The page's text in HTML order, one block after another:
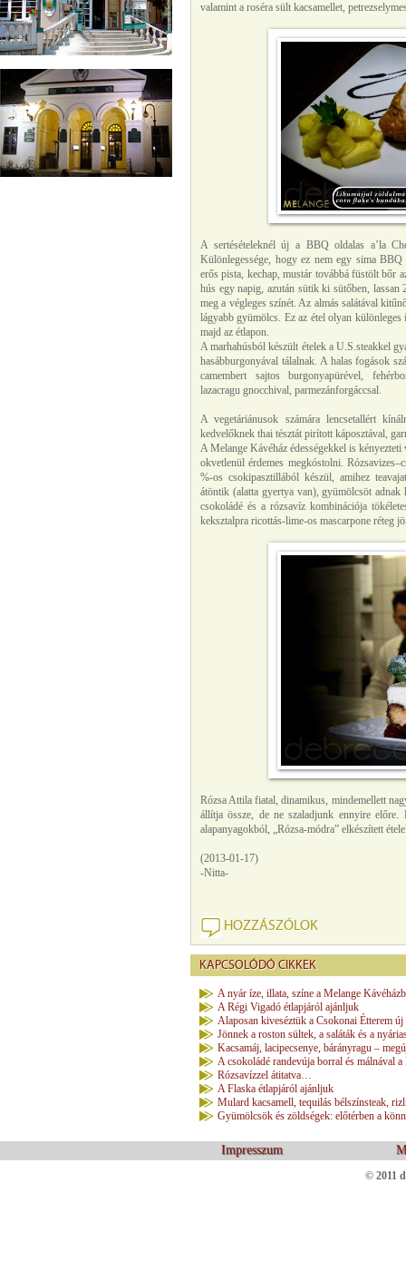
valamint a roséra sült kacsamellet,
A sertésételeknél új a BBQ oldalas a’la
Különlegessége, hogy ez nem egy sima
erős pista, kechap, mustár továbbá füstölt bőr
hús egy napig, azután sütik ki sütőben, lassan
meg a végleges színét. Az almás salátával
lágyabb gyümölcs. Ez az étel olyan
majd az étlapon.
A marhahúsból készült ételek a U.S.steakkel
hasábburgonyával tálalnak. A halas fogások
camembert sajtos burgonyapürével,
lazacragu gnocchival, parmezánforgáccsal.
A vegetáriánusok számára lencsetallért
kedvelőknek thai tésztát pirított káposztával,
A Melange Kávéház édességekkel is
okvetlenül érdemes megkóstolni.
%-os csokipasztillából készül, amihez
átöntik (alatta gyertya van), gyümölcsöt
csokoládé és a rózsavíz kombinációja
keksztalpra ricottás-lime-os mascarpone réteg
Rózsa Attila fiatal, dinamikus, mindemellett
állítja össze, de ne szaladjunk ennyire
alapanyagokból, „Rózsa-módra” elkészített
(2013-01-17)
-Nitta-
HOZZÁSZÓLOK
KAPCSOLÓDÓ CIKKEK
A nyár íze, illata, színe a Melange
A Régi Vigadó étlapjáról ajánljuk
Alaposan kiveséztük a Csokonai Étterem új
Jönnek a roston sültek, a saláták és a
Kacsamáj, lacipecsenye, bárányragu –
A csokoládé randevúja borral és málnával a
Rózsavízzel átitatva…
A Flaska étlapjáról ajánljuk
Mulard kacsamell, tequilás bélszínsteak,
Gyümölcsök és zöldségek: előtérben a
Impresszum
© 2011